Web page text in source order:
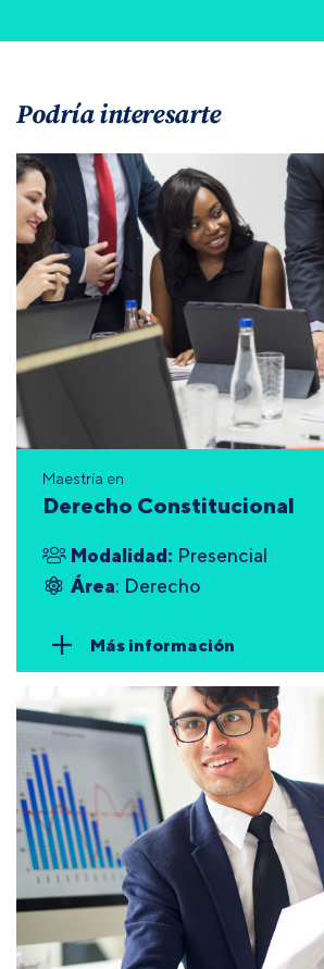
Podría interesarte
Maestría en
Derecho Constitucional
Modalidad: Presencial
Área: Derecho
Más información